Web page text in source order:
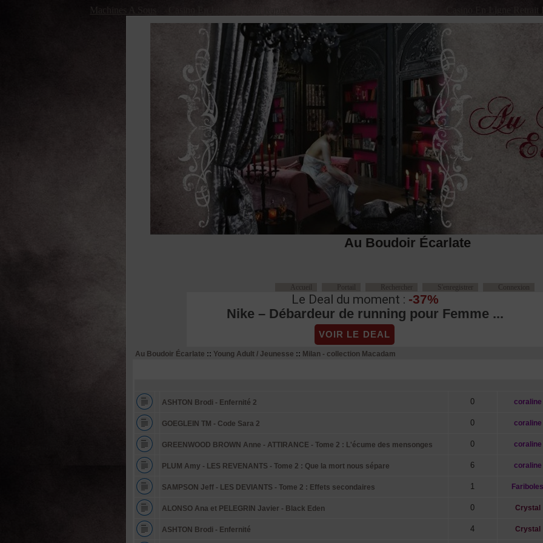
Machines A Sous
Au Boudoir Écarlate
Accueil Portail Rechercher S'enregistrer Connexion
Le Deal du moment : -37%
Nike – Débardeur de running pour Femme ...
VOIR LE DEAL
Au Boudoir Écarlate :: Young Adult / Jeunesse :: Milan - collection Macadam
ASHTON Brodi - Enfernité 2 0 coraline
GOEGLEIN TM - Code Sara 2 0 coraline
GREENWOOD BROWN Anne - ATTIRANCE - Tome 2 : L'écume des mensonges 0 coraline
PLUM Amy - LES REVENANTS - Tome 2 : Que la mort nous sépare 6 coraline
SAMPSON Jeff - LES DEVIANTS - Tome 2 : Effets secondaires 1 Fariboles
ALONSO Ana et PELEGRIN Javier - Black Eden 0 Crystal
ASHTON Brodi - Enfernité 4 Crystal